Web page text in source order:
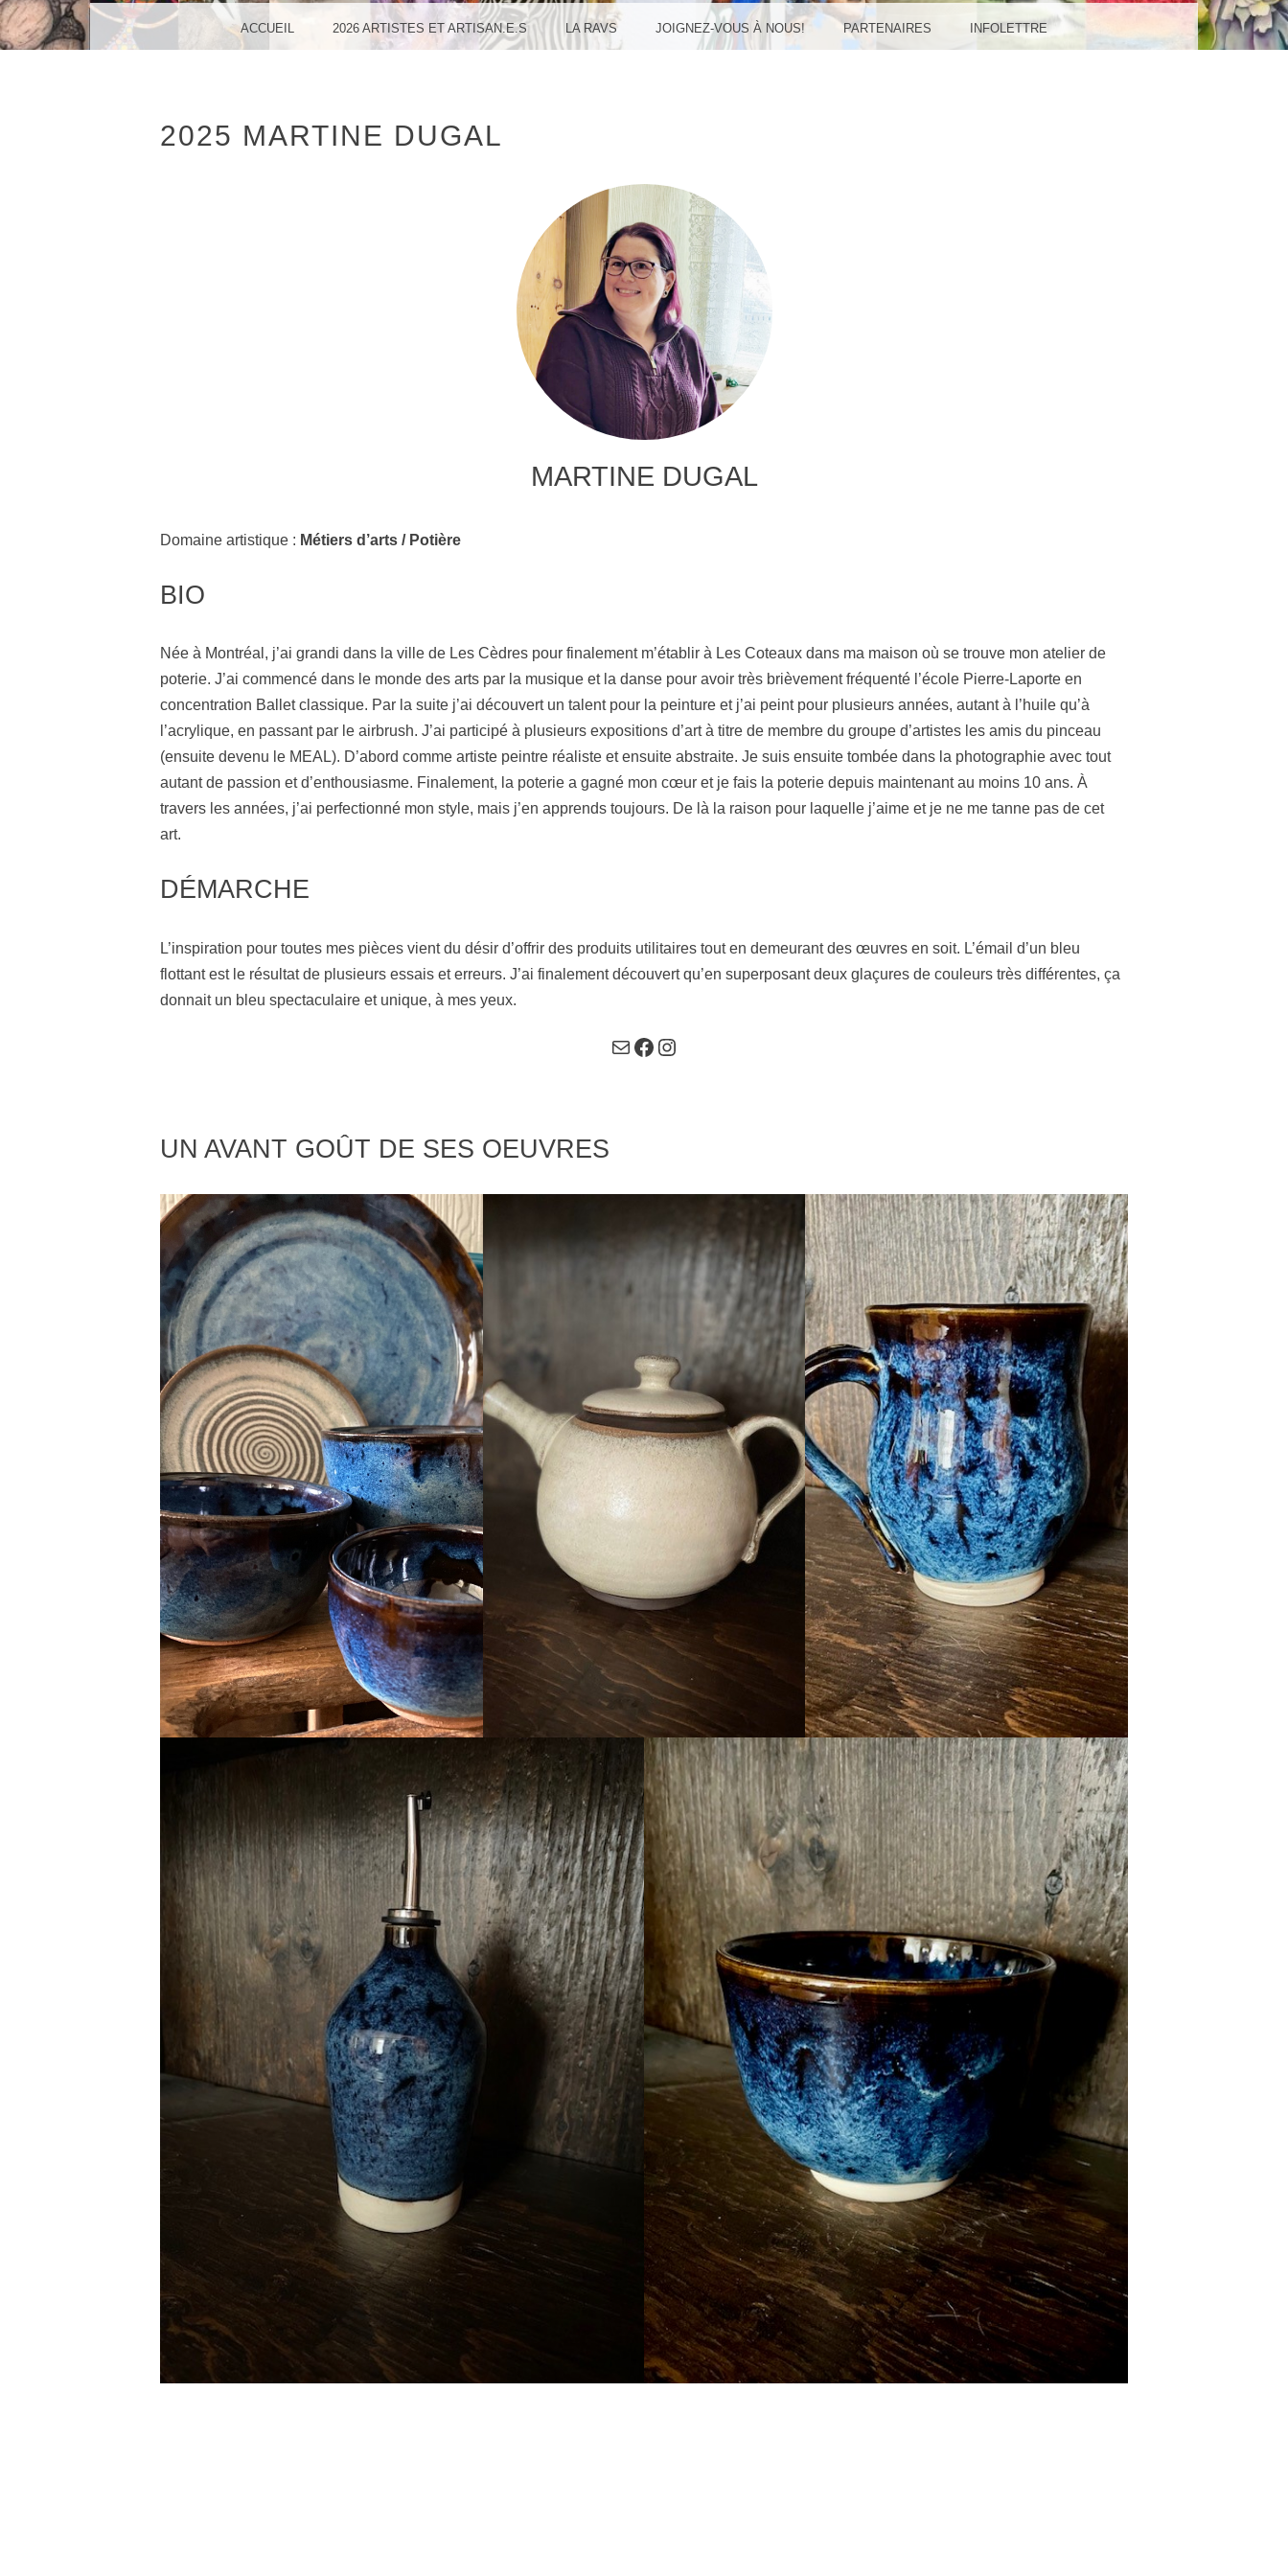
VAUDREUIL-
SOULANGES
MENU
SKIP TO CONTENTACCUEIL 2026 ARTISTES ET ARTISAN.E.S LA RAVS JOIGNEZ-VOUS À NOUS! PARTENAIRES INFOLETTRE
2025 MARTINE DUGAL
MARTINE DUGAL
Domaine artistique : Métiers d’arts / Potière
BIO
Née à Montréal, j’ai grandi dans la ville de Les Cèdres pour finalement m’établir à Les Coteaux dans ma maison où se trouve mon atelier de
poterie. J’ai commencé dans le monde des arts par la musique et la danse pour avoir très brièvement fréquenté l’école Pierre-Laporte en
concentration Ballet classique. Par la suite j’ai découvert un talent pour la peinture et j’ai peint pour plusieurs années, autant à l’huile qu’à
l’acrylique, en passant par le airbrush. J’ai participé à plusieurs expositions d’art à titre de membre du groupe d’artistes les amis du pinceau
(ensuite devenu le MEAL). D’abord comme artiste peintre réaliste et ensuite abstraite. Je suis ensuite tombée dans la photographie avec tout
autant de passion et d’enthousiasme. Finalement, la poterie a gagné mon cœur et je fais la poterie depuis maintenant au moins 10 ans. À
travers les années, j’ai perfectionné mon style, mais j’en apprends toujours. De là la raison pour laquelle j’aime et je ne me tanne pas de cet
art.
DÉMARCHE
L’inspiration pour toutes mes pièces vient du désir d’offrir des produits utilitaires tout en demeurant des œuvres en soit. L’émail d’un bleu
flottant est le résultat de plusieurs essais et erreurs. J’ai finalement découvert qu’en superposant deux glaçures de couleurs très différentes, ça
donnait un bleu spectaculaire et unique, à mes yeux.
Courriel
Facebook
Instagram
UN AVANT GOÛT DE SES OEUVRES